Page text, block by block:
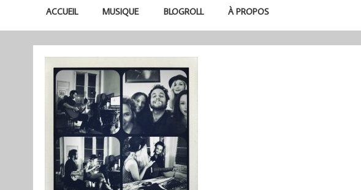
ACCUEIL MUSIQUE BLOGROLL À PROPOS